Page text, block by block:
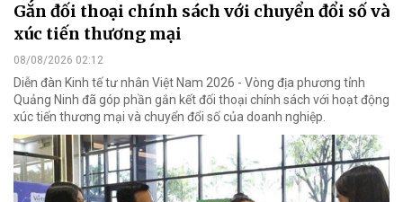
Gắn đối thoại chính sách với chuyển đổi số và
xúc tiến thương mại
08/08/2026 02:12
Diễn đàn Kinh tế tư nhân Việt Nam 2026 - Vòng địa phương tỉnh
Quảng Ninh đã góp phần gắn kết đối thoại chính sách với hoạt động
xúc tiến thương mại và chuyển đổi số của doanh nghiệp.